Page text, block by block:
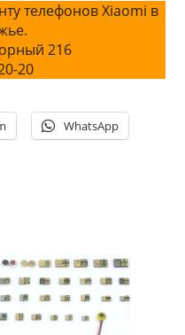
телефонов Xiaomi в
216
20
WhatsApp